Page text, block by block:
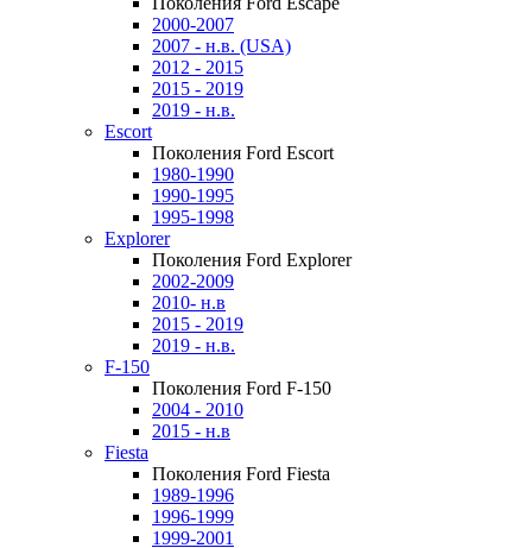
2000-2007
2007 - н.в. (USA)
2012 - 2015
2015 - 2019
2019 - н.в.
Escort
Поколения Ford Escort
1980-1990
1990-1995
1995-1998
Explorer
Поколения Ford Explorer
2002-2009
2010- н.в
2015 - 2019
2019 - н.в.
F-150
Поколения Ford F-150
2004 - 2010
2015 - н.в
Fiesta
Поколения Ford Fiesta
1989-1996
1996-1999
1999-2001